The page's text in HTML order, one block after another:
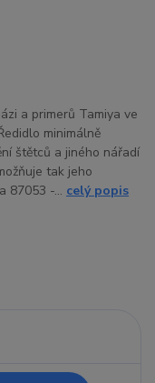
a primerů Tamiya ve
minimálně
štětců a jiného nářadí
tak jeho
87053 -... celý popis